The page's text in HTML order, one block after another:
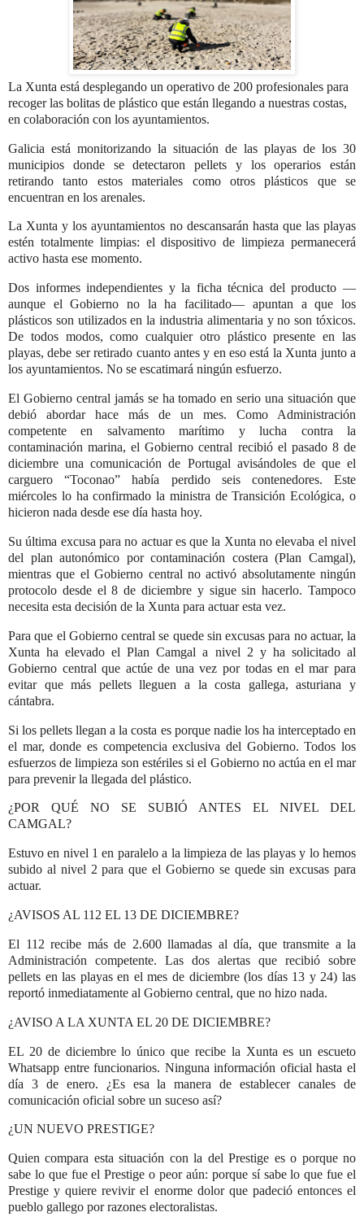
La Xunta está desplegando un operativo de 200 profesionales para
recoger las bolitas de plástico que están llegando a nuestras costas,
en colaboración con los ayuntamientos.
Galicia está monitorizando la situación de las playas de los 30
municipios donde se detectaron pellets y los operarios están
retirando tanto estos materiales como otros plásticos que se
encuentran en los arenales.
La Xunta y los ayuntamientos no descansarán hasta que las playas
estén totalmente limpias: el dispositivo de limpieza permanecerá
activo hasta ese momento.
Dos informes independientes y la ficha técnica del producto —
aunque el Gobierno no la ha facilitado— apuntan a que los
plásticos son utilizados en la industria alimentaria y no son tóxicos.
De todos modos, como cualquier otro plástico presente en las
playas, debe ser retirado cuanto antes y en eso está la Xunta junto a
los ayuntamientos. No se escatimará ningún esfuerzo.
El Gobierno central jamás se ha tomado en serio una situación que
debió abordar hace más de un mes. Como Administración
competente en salvamento marítimo y lucha contra la
contaminación marina, el Gobierno central recibió el pasado 8 de
diciembre una comunicación de Portugal avisándoles de que el
carguero “Toconao” había perdido seis contenedores. Este
miércoles lo ha confirmado la ministra de Transición Ecológica, o
hicieron nada desde ese día hasta hoy.
Su última excusa para no actuar es que la Xunta no elevaba el nivel
del plan autonómico por contaminación costera (Plan Camgal),
mientras que el Gobierno central no activó absolutamente ningún
protocolo desde el 8 de diciembre y sigue sin hacerlo. Tampoco
necesita esta decisión de la Xunta para actuar esta vez.
Para que el Gobierno central se quede sin excusas para no actuar, la
Xunta ha elevado el Plan Camgal a nivel 2 y ha solicitado al
Gobierno central que actúe de una vez por todas en el mar para
evitar que más pellets lleguen a la costa gallega, asturiana y
cántabra.
Si los pellets llegan a la costa es porque nadie los ha interceptado en
el mar, donde es competencia exclusiva del Gobierno. Todos los
esfuerzos de limpieza son estériles si el Gobierno no actúa en el mar
para prevenir la llegada del plástico.
¿POR QUÉ NO SE SUBIÓ ANTES EL NIVEL DEL
CAMGAL?
Estuvo en nivel 1 en paralelo a la limpieza de las playas y lo hemos
subido al nivel 2 para que el Gobierno se quede sin excusas para
actuar.
¿AVISOS AL 112 EL 13 DE DICIEMBRE?
El 112 recibe más de 2.600 llamadas al día, que transmite a la
Administración competente. Las dos alertas que recibió sobre
pellets en las playas en el mes de diciembre (los días 13 y 24) las
reportó inmediatamente al Gobierno central, que no hizo nada.
¿AVISO A LA XUNTA EL 20 DE DICIEMBRE?
EL 20 de diciembre lo único que recibe la Xunta es un escueto
Whatsapp entre funcionarios. Ninguna información oficial hasta el
día 3 de enero. ¿Es esa la manera de establecer canales de
comunicación oficial sobre un suceso así?
¿UN NUEVO PRESTIGE?
Quien compara esta situación con la del Prestige es o porque no
sabe lo que fue el Prestige o peor aún: porque sí sabe lo que fue el
Prestige y quiere revivir el enorme dolor que padeció entonces el
pueblo gallego por razones electoralistas.